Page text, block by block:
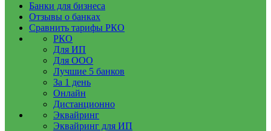
Банки для бизнеса
Отзывы о банках
Сравнить тарифы РКО
РКО
Для ИП
Для ООО
Лучшие 5 банков
За 1 день
Онлайн
Дистанционно
Эквайринг
Эквайринг для ИП